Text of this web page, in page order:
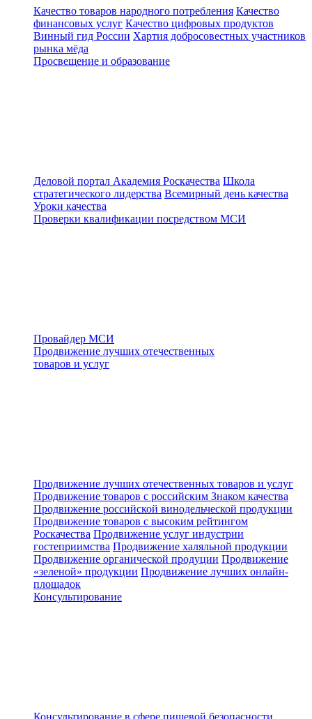
Качество товаров народного потребления Качество
финансовых услуг Качество цифровых продуктов
Винный гид России Хартия добросовестных участников
рынка мёда
Просвещение и образование
Деловой портал Академия Роскачества Школа
стратегического лидерства Всемирный день качества
Уроки качества
Проверки квалификации посредством МСИ
Провайдер МСИ
Продвижение лучших отечественных
товаров и услуг
Продвижение лучших отечественных товаров и услуг
Продвижение товаров с российским Знаком качества
Продвижение российской винодельческой продукции
Продвижение товаров с высоким рейтингом
Роскачества Продвижение услуг индустрии
гостеприимства Продвижение халяльной продукции
Продвижение органической продуции Продвижение
«зеленой» продукции Продвижение лучших онлайн-
площадок
Консультирование
Консультирование в сфере пищевой безопасности